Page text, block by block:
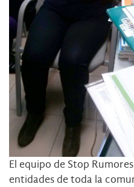
El equipo de Stop
entidades de toda la